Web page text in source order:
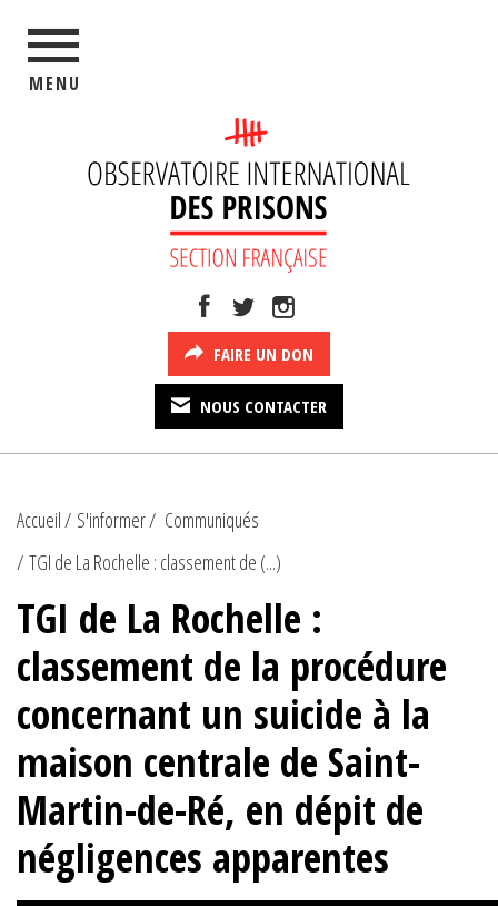
MENU
FAIRE UN DON
NOUS CONTACTER
Accueil S'informer
Communiqués
TGI de La Rochelle : classement de (...)
TGI de La Rochelle :
classement de la procédure
concernant un suicide à la
maison centrale de Saint-
Martin-de-Ré, en dépit de
négligences apparentes